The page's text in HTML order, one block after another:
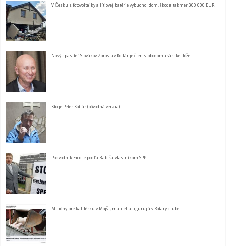
V Česku z fotovoltaiky a lítiovej batérie vybuchol dom, škoda takmer 300 000 EUR
Nový spasiteľ Slovákov Zoroslav Kollár je člen slobodomurárskej lóže
Kto je Peter Kotlár (pôvodná verzia)
Podvodník Fico je podľa Babiša vlastníkom SPP
Milióny pre kafilérku v Mojši, majitelia figurujú v Rotary clube